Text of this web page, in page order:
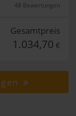
48 Bewertungen
Gesamtpreis
1.034,70 €